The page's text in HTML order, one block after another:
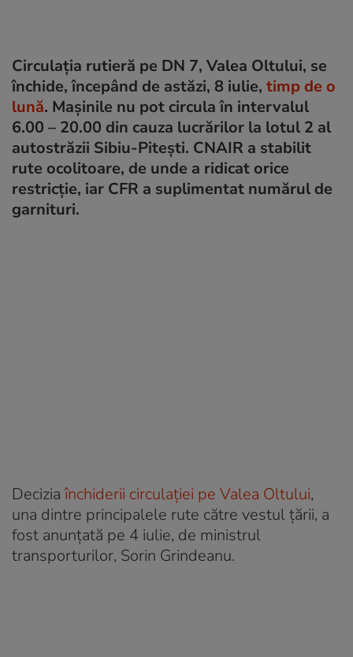
Circulaţia rutieră pe DN 7, Valea Oltului, se
închide, începând de astăzi, 8 iulie, timp de o
lună. Maşinile nu pot circula în intervalul
6.00 – 20.00 din cauza lucrărilor la lotul 2 al
autostrăzii Sibiu-Pitești. CNAIR a stabilit
rute ocolitoare, de unde a ridicat orice
restricţie, iar CFR a suplimentat numărul de
garnituri.
Deciziaînchiderii circulației pe Valea Oltului,
una dintre principalele rute către vestul țării, a
fost anunțată pe 4 iulie, de ministrul
transporturilor, Sorin Grindeanu.